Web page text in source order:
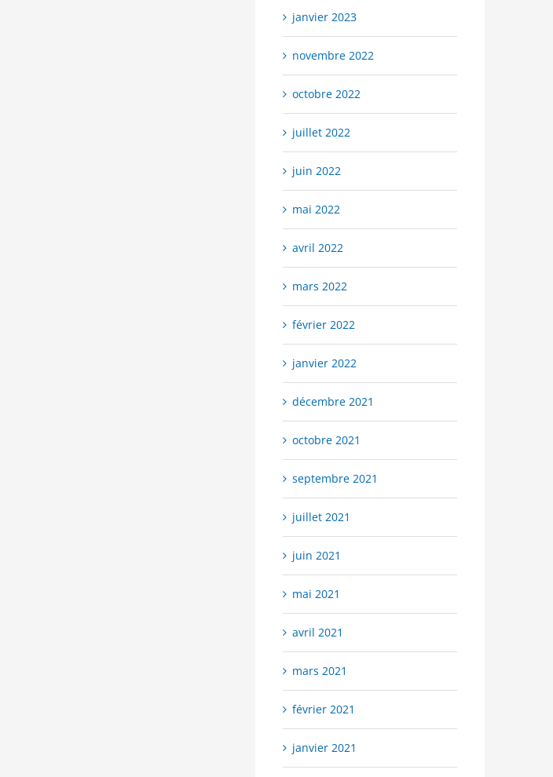
janvier 2023
novembre 2022
octobre 2022
juillet 2022
juin 2022
mai 2022
avril 2022
mars 2022
février 2022
janvier 2022
décembre 2021
octobre 2021
septembre 2021
juillet 2021
juin 2021
mai 2021
avril 2021
mars 2021
février 2021
janvier 2021